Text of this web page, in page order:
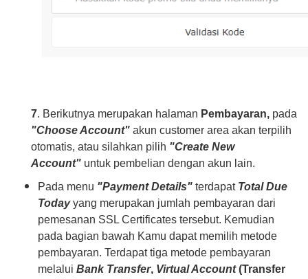
7. Berikutnya merupakan halaman Pembayaran, pada
"Choose Account" akun customer area akan terpilih
otomatis, atau silahkan pilih "Create New
Account" untuk pembelian dengan akun lain.
Pada menu "Payment Details" terdapat Total Due
Todayyang merupakan jumlah pembayaran dari
pemesanan SSL Certificates tersebut. Kemudian
pada bagian bawah Kamu dapat memilih metode
pembayaran. Terdapat tiga metode pembayaran
melalui Bank Transfer, Virtual Account(Transfer